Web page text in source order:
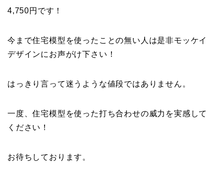
4,750円です！
今まで住宅模型を使ったことの無い人は是非モッケイ
デザインにお声がけ下さい！
はっきり言って迷うような値段ではありません。
一度、住宅模型を使った打ち合わせの威力を実感して
ください！
お待ちしております。